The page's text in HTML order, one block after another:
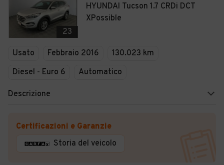
23
HYUNDAI Tucson 1.7 CRDi DCT
XPossible
Usato Febbraio 2016
130.023 km
Diesel - Euro 6
Automatico
Descrizione
Certificazioni e Garanzie
Storia del veicolo